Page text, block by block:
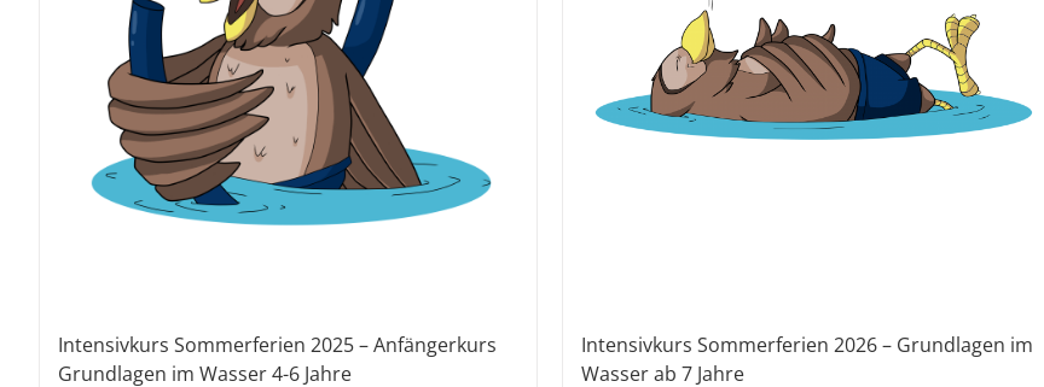
Intensivkurs Sommerferien 2025 – Anfängerkurs
Grundlagen im Wasser 4-6 Jahre
Intensivkurs Sommerferien 2026 – Grundlagen im
Wasser ab 7 Jahre